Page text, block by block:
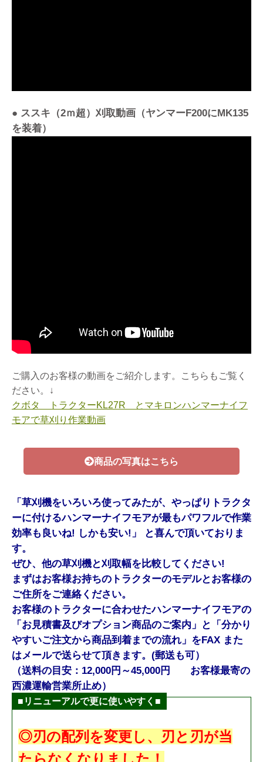
● ススキ（2ｍ超）刈取動画（ヤンマーF200にMK135
を装着）
ご購入のお客様の動画をご紹介します。こちらもご覧く
ださい。↓
クボタ トラクターKL27R とマキロンハンマーナイフ
モアで草刈り作業動画
商品の写真はこちら
「草刈機をいろいろ使ってみたが、やっぱりトラクタ
ーに付けるハンマーナイフモアが最もパワフルで作業
効率も良いね! しかも安い!」 と喜んで頂いておりま
す。
ぜひ、他の草刈機と刈取幅を比較してください!
まずはお客様お持ちのトラクターのモデルとお客様の
ご住所をご連絡ください。
お客様のトラクターに合わせたハンマーナイフモアの
「お見積書及びオプション商品のご案内」と
「分かり
やすいご注文から商品到着までの流れ」をFAX また
はメールで送らせて頂きます。(郵送も可）
（送料の目安：12,000円～45,000円 お客様最寄の
西濃運輸営業所止め）
■リニューアルで更に使いやすく■
◎刃の配列を変更し、刃と刃が当
たらなくなりました！